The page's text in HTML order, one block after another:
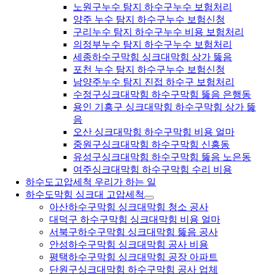
노원구누수 탐지 하수구누수 보험처리
양주 누수 탐지 하수구누수 보험신청
구리누수 탐지 하수구누수 비용 보험처리
의정부누수 탐지 하수구누수 보험처리
세종하수구막힘 싱크대막힘 상가 뚫음
포천 누수 탐지 하수구누수 보험신청
남양주누수 탐지 진접 하수구 보험처리
수정구싱크대막힘 하수구막힘 뚫음 은행동
용인 기흥구 싱크대막힘 하수구막힘 상가 뚫
음
오산 싱크대막힘 하수구막힘 비용 얼마
중원구싱크대막힘 하수구막힘 신흥동
유성구싱크대막힘 하수구막힘 뚫음 노은동
여주싱크대막힘 하수구막힘 수리 비용
하수도고압세척 우리가 하는 일
하수도막힘 싱크대 고압세척
아산하수구막힘 싱크대막힘 청소 공사
대덕구 하수구막힘 싱크대막힘 비용 얼마
서북구하수구막힘 싱크대막힘 뚫음 공사
안성하수구막힘 싱크대막힘 공사 비용
평택하수구막힘 싱크대막힘 공장 아파트
단원구싱크대막힘 하수구막힘 공사 업체